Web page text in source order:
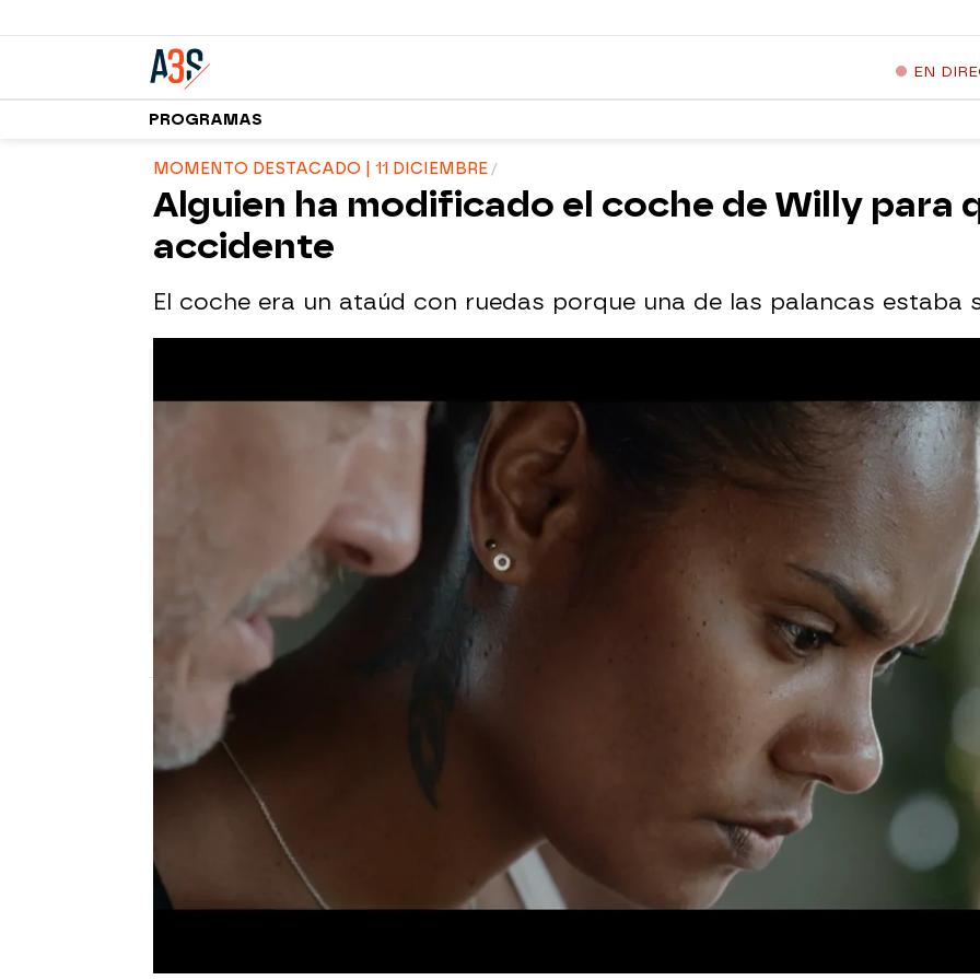
EN
PROGRAMAS
MOMENTO DESTACADO | 11 DICIEMBRE
Alguien ha modificado el coche de Willy para
accidente
El coche era un ataúd con ruedas porque una de las palancas estaba
atreseries
Madrid
Publicado:
WhatsappFacebook
X
En el taller de Willy,
los agentes revisan cada detalle y
observan que la cámara de vigilancia esta tapada por pintura
para no poder grabar las imágenes
. Por eso, deciden abrir el
ordenador de Willy donde tiene una aplicación para ver las
imágenes de la cámara. El día anterior, había estado un chico